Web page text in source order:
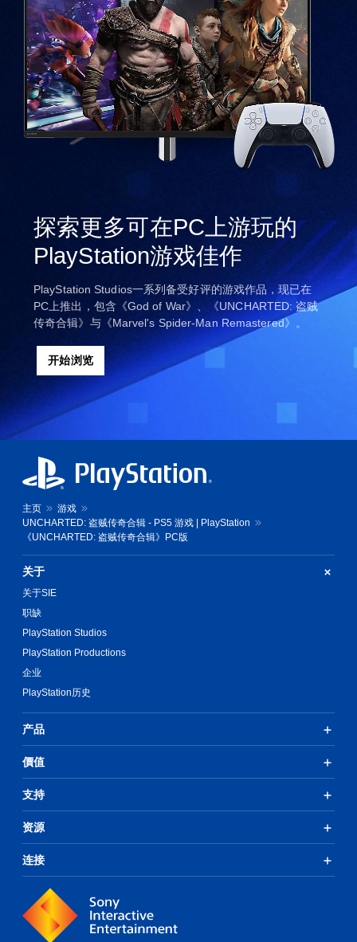
探索更多可在PC上游玩的
PlayStation游戏佳作
PlayStation Studios一系列备受好评的游戏作品，现已在
PC上推出，包含《God of War》、《UNCHARTED: 盗贼
传奇合辑》与《Marvel's Spider-Man Remastered》。
开始浏览
主页
游戏
UNCHARTED: 盗贼传奇合辑 - PS5 游戏 | PlayStation
《UNCHARTED: 盗贼传奇合辑》PC版
关于
关于SIE
职缺
PlayStation Studios
PlayStation Productions
企业
PlayStation历史
产品
價值
支持
资源
连接